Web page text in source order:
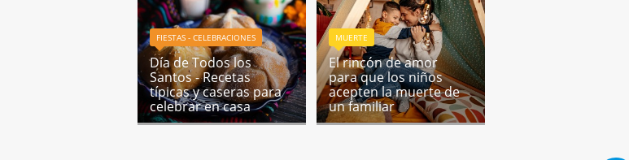
FIESTAS - CELEBRACIONES
Día de Todos los
Santos - Recetas
típicas y caseras para
celebrar en casa
MUERTE
El rincón de amor
para que los niños
acepten la muerte de
un familiar